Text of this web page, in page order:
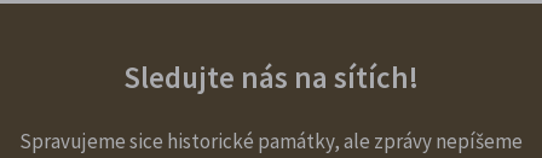
Sledujte nás na sítích!
Spravujeme sice historické památky, ale zprávy nepíšeme